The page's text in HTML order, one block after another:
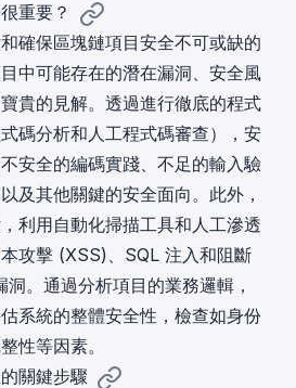
重要？
確保區塊鏈項目安全不可或缺的
中可能存在的潛在漏洞、安全風
貴的見解。透過進行徹底的程式
碼分析和人工程式碼審查），安
安全的編碼實踐、不足的輸入驗
及其他關鍵的安全面向。此外，
利用自動化掃描工具和人工滲透
攻擊 (XSS)、SQL 注入和阻斷
。通過分析項目的業務邏輯，
系統的整體安全性，檢查如身份
性等因素。
關鍵步驟